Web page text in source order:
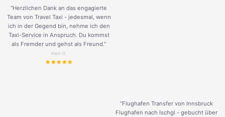
“Herzlichen Dank an das engagierte
Team von Travel Taxi - jedesmal, wenn
ich in der Gegend bin, nehme ich den
Taxi-Service in Anspruch. Du kommst
als Fremder und gehst als Freund.”
Keni G.
“Flughafen Transfer von Innsbruck
Flughafen nach Ischgl - gebucht über